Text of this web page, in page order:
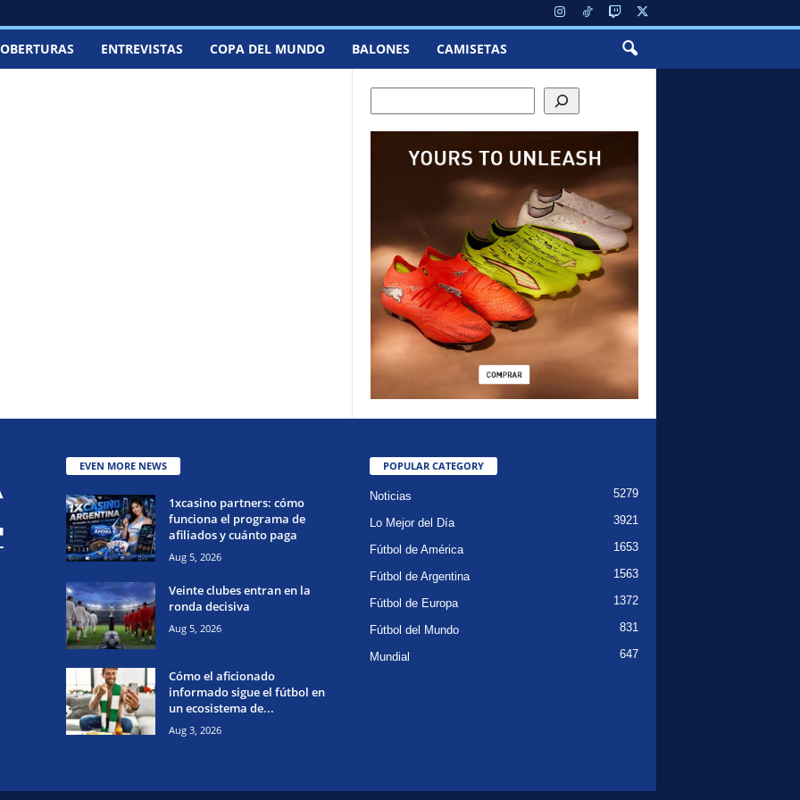
ENTREVISTAS COPA DEL MUNDO BALONES CAMISETAS
EVEN MORE NEWS
1xcasino partners: cómo
funciona el programa de
afiliados y cuánto paga
Aug 5, 2026
Veinte clubes entran en la
ronda decisiva
Aug 5, 2026
Cómo el aficionado
informado sigue el fútbol en
un ecosistema de...
Aug 3, 2026
POPULAR CATEGORY
Noticias 5279
Lo Mejor del Día 3921
Fútbol de América 1653
Fútbol de Argentina 1563
Fútbol de Europa 1372
Fútbol del Mundo 831
Mundial 647